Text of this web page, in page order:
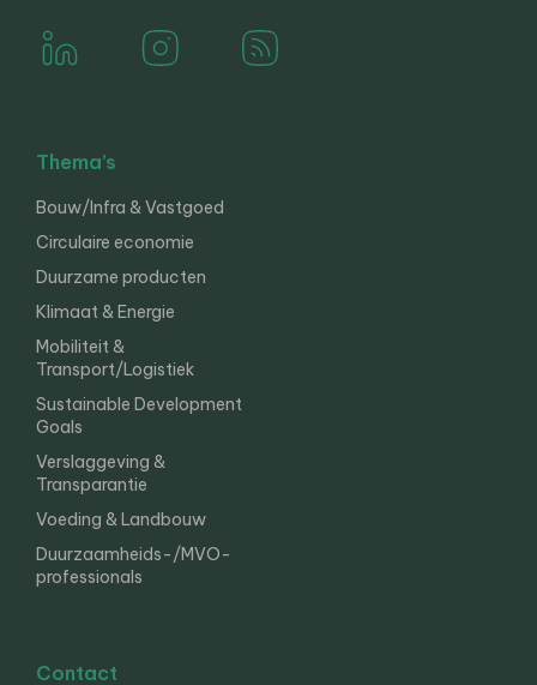
Thema’s
Bouw/Infra & Vastgoed
Circulaire economie
Duurzame producten
Klimaat & Energie
Mobiliteit &
Transport/Logistiek
Sustainable Development
Goals
Verslaggeving &
Transparantie
Voeding & Landbouw
Duurzaamheids-/MVO-
professionals
Contact